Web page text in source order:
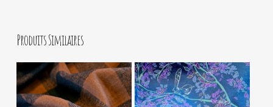
Produits Similaires